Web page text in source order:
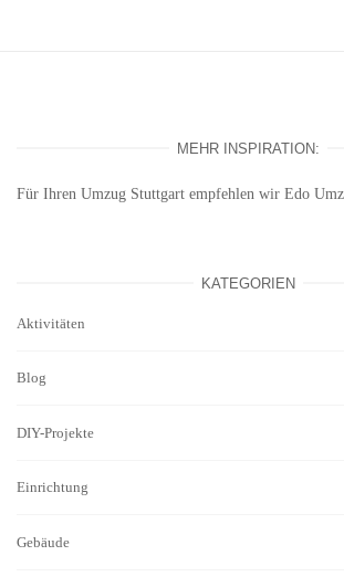
MEHR INSPIRATION:
Für Ihren Umzug Stuttgart empfehlen wir Edo
KATEGORIEN
Aktivitäten
Blog
DIY-Projekte
Einrichtung
Gebäude